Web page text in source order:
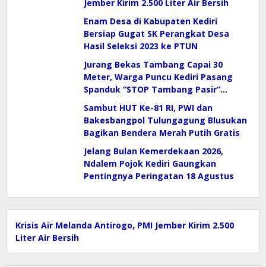
Jember Kirim 2.500 Liter Air Bersih
Enam Desa di Kabupaten Kediri
Bersiap Gugat SK Perangkat Desa
Hasil Seleksi 2023 ke PTUN
Jurang Bekas Tambang Capai 30
Meter, Warga Puncu Kediri Pasang
Spanduk “STOP Tambang Pasir”
Sambut HUT Ke-81 RI, PWI dan
Bakesbangpol Tulungagung Blusukan
Bagikan Bendera Merah Putih Gratis
Jelang Bulan Kemerdekaan 2026,
Ndalem Pojok Kediri Gaungkan
Pentingnya Peringatan 18 Agustus
Krisis Air Melanda Antirogo, PMI Jember Kirim 2.500
Liter Air Bersih